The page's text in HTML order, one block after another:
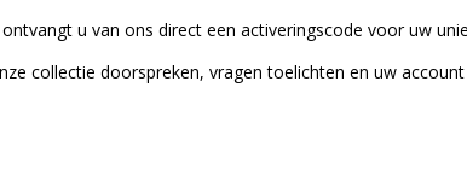
u van ons direct een activeringscode voor uw
collectie doorspreken, vragen toelichten en uw account